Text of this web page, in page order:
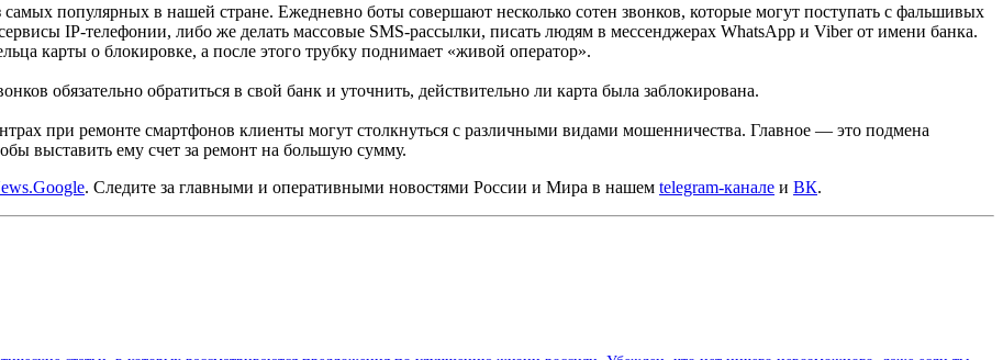
популярных в нашей стране. Ежедневно боты совершают несколько сотен звонков, которые могут поступать с фальшивых
IP-телефонии, либо же делать массовые SMS-рассылки, писать людям в мессенджерах WhatsApp и Viber от имени банка.
карты о блокировке, а после этого трубку поднимает «живой оператор».
обязательно обратиться в свой банк и уточнить, действительно ли карта была заблокирована.
при ремонте смартфонов клиенты могут столкнуться с различными видами мошенничества. Главное — это подмена
выставить ему счет за ремонт на большую сумму.
. Следите за главными и оперативными новостями России и Мира в нашем telegram-канале и ВК.